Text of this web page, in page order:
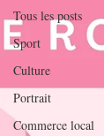
Tous les posts
Sport
Culture
Portrait
Commerce local